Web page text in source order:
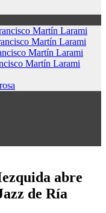
Martín Larami
Martín Larami
Martín Larami
Martín Larami
abre
de Ría